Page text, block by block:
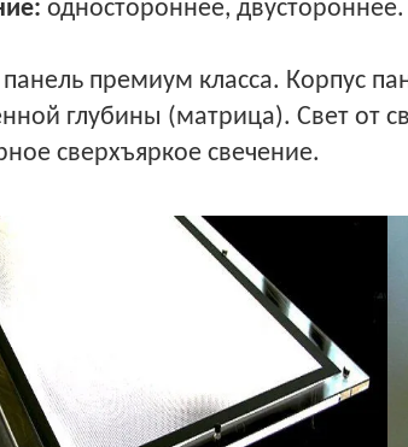
одностороннее, двустороннее.
премиум класса. Корпус
глубины (матрица). Свет от
сверхъяркое свечение.